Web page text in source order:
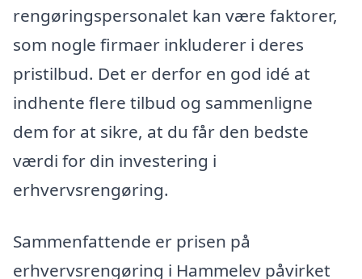
rengøringspersonalet kan være faktorer,
som nogle firmaer inkluderer i deres
pristilbud. Det er derfor en god idé at
indhente flere tilbud og sammenligne
dem for at sikre, at du får den bedste
værdi for din investering i
erhvervsrengøring.
Sammenfattende er prisen på
erhvervsrengøring i Hammelev påvirket